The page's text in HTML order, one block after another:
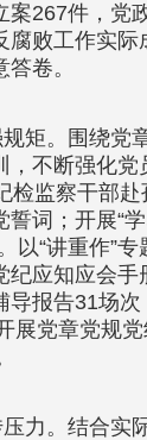
案267件，党
腐败工作实际
卷。
规矩。围绕党
，不断强化
检监察干部
誓词；开展“
以“讲重作”专
纪应知应会
导报告31场
展党章党规
压力。结合实